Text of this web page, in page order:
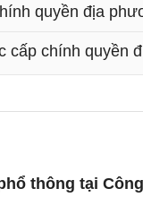
quyền địa
cấp chính quyền
thông tại